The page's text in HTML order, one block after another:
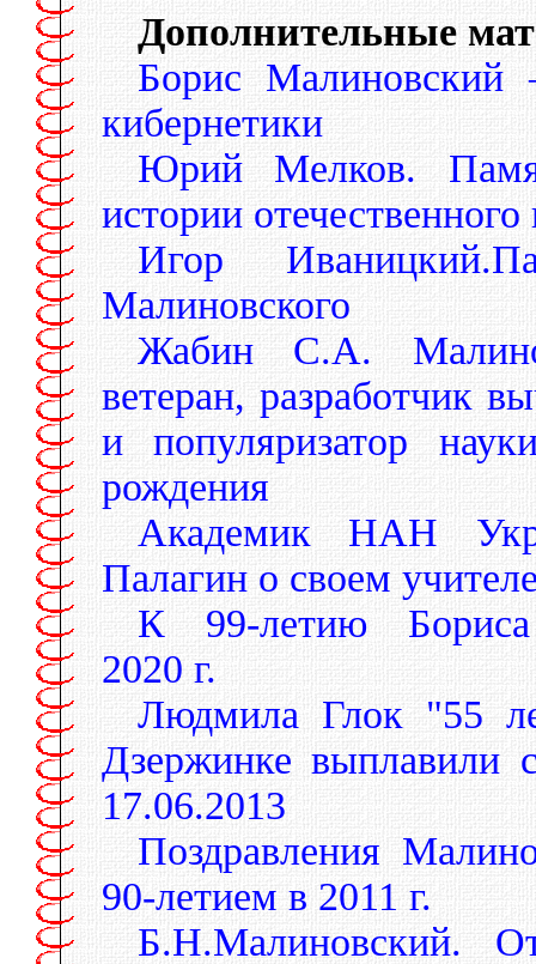
Дополнительные
Борис Малиновский
кибернетики
Юрий Мелков.
истории
Игор
Малиновского
Жабин С.А.
ветеран, разработчик
и популяризатор
рождения
Академик НАН
Палагин о своем
К 99-летию Бориса
2020 г.
Людмила Глок "55
Дзержинке выплавили
17.06.2013
Поздравления
90-летием в 2011 г.
Б.Н.Малиновский.